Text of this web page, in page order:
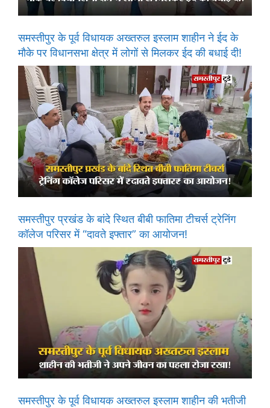
समस्तीपुर के पूर्व विधायक अख्तरुल इस्लाम शाहीन ने ईद के
मौके पर विधानसभा क्षेत्र में लोगों से मिलकर ईद की बधाई दी!
समस्तीपुर प्रखंड के बांदे स्थित बीबी फातिमा टीचर्स ट्रेनिंग
कॉलेज परिसर में “दावते इफ्तार” का आयोजन!
समस्तीपुर के पूर्व विधायक अख्तरुल इस्लाम शाहीन की भतीजी